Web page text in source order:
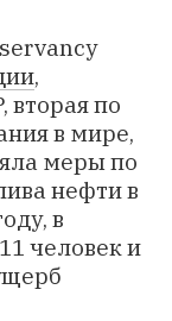
,
вторая по
в мире,
меры по
нефти в
, в
человек и